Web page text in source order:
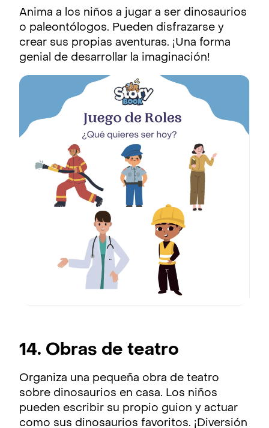
Anima a los niños a jugar a ser dinosaurios
o paleontólogos. Pueden disfrazarse y
crear sus propias aventuras. ¡Una forma
genial de desarrollar la imaginación!
14. Obras de teatro
Organiza una pequeña obra de teatro
sobre dinosaurios en casa. Los niños
pueden escribir su propio guion y actuar
como sus dinosaurios favoritos. ¡Diversión